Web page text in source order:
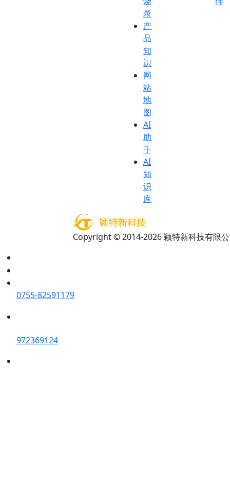
录
产
品
知
识
网
站
地
图
AI
助
手
AI
知
识
库
Copyright © 2014-2026 颖特新科技有限
0755-82591179
972369124